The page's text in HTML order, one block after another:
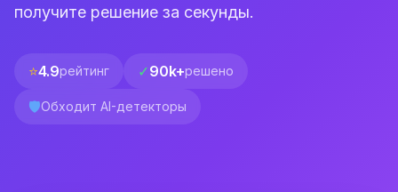
получите решение за секунды.
⭐4.9рейтинг ✓90k+решено
🛡️Обходит AI-детекторы